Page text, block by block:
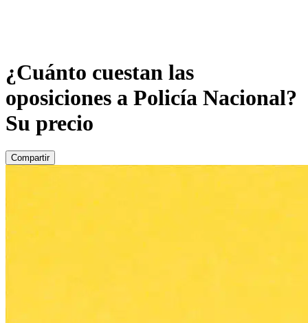
¿Cuánto cuestan las
oposiciones a Policía Nacional?
Su precio
Compartir